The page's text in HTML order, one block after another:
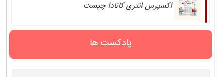
اکسپرس انتری کانادا چیست
پادکست ها